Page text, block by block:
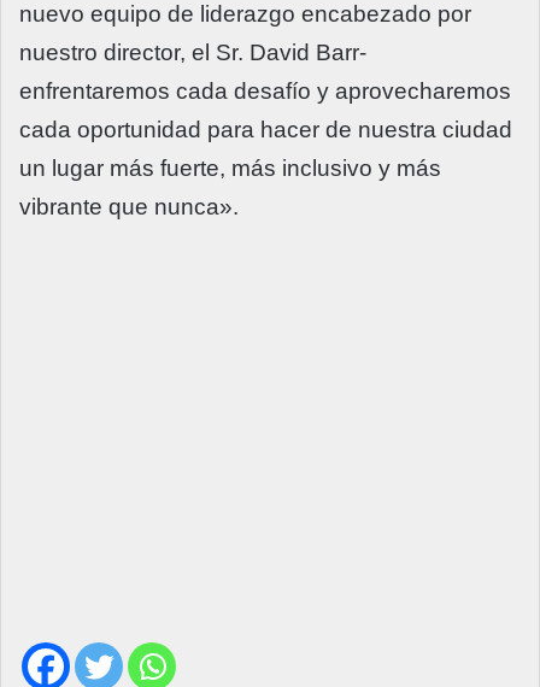
nuevo equipo de liderazgo encabezado por
nuestro director, el Sr. David Barr-
enfrentaremos cada desafío y aprovecharemos
cada oportunidad para hacer de nuestra ciudad
un lugar más fuerte, más inclusivo y más
vibrante que nunca».